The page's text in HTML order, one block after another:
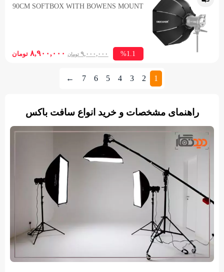
۹,۲۰۰,۰۰۰ تومان.
90CM SOFTBOX WITH BOWENS MOUNT
۹,۰۰۰,۰۰۰ تومان
Original
۸,۹۰۰,۰۰۰ تومان %1.1
1
2
3
4
5
6
7
←
راهنمای مشخصات و خرید انواع سافت باکس